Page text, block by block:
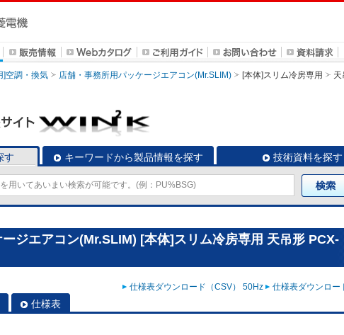
]空調・換気 店舗・事務所用パッケージエアコン(Mr.SLIM) [本体]スリム冷房専用 天
す キーワードから製品情報を探す 技術資料を探す
ジエアコン(Mr.SLIM) [本体]スリム冷房専用 天吊形 PCX-
仕様表ダウンロード（CSV） 50Hz 仕様表ダウンロー
仕様表